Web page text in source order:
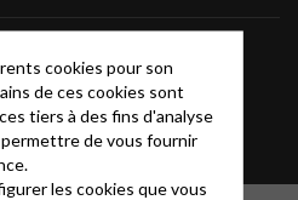
Glossaire
cookies pour son
de ces cookies sont
tiers à des fins d'analyse
de vous fournir
les cookies que vous